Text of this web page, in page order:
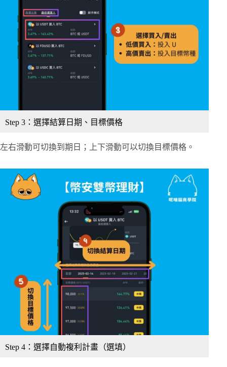
Step 3：選擇結算日期、目標價格
左右滑動可切換到期日；上下滑動可以切換目標價格。
Step 4：選擇自動複利計畫（選填）